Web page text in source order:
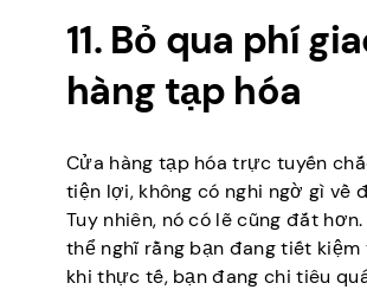
11. Bỏ qua phí
hàng tạp hóa
Cửa hàng tạp hóa trực tuyến
tiện lợi, không có nghi ngờ gì về
Tuy nhiên, nó có lẽ cũng đắt hơn.
thể nghĩ rằng bạn đang tiết kiệm
khi thực tế, bạn đang chi tiêu